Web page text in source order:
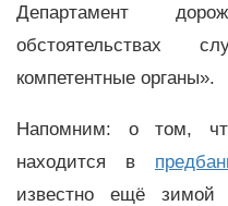
Департамент
обстоятельствах
компетентные органы».
Напомним: о том,
находится в
известно ещё зимой